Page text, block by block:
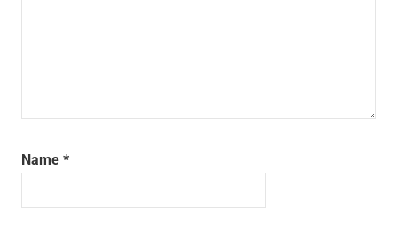
Name *